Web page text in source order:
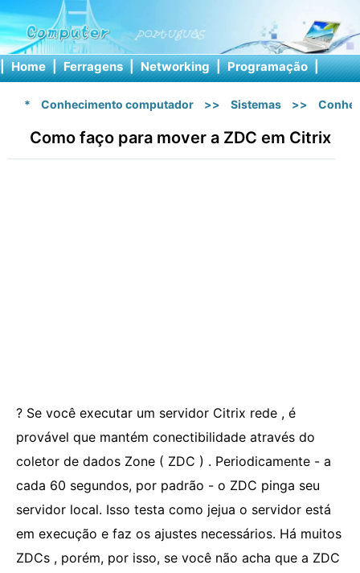
| Home | Ferragens | Networking | Programação |
* Conhecimento computador >> Sistemas >>
Como faço para mover a ZDC em Citrix
? Se você executar um servidor Citrix rede , é
provável que mantém conectibilidade através do
coletor de dados Zone ( ZDC ) . Periodicamente - a
cada 60 segundos, por padrão - o ZDC pinga seu
servidor local. Isso testa como jejua o servidor está
em execução e faz os ajustes necessários. Há muitos
ZDCs , porém, por isso, se você não acha que a ZDC